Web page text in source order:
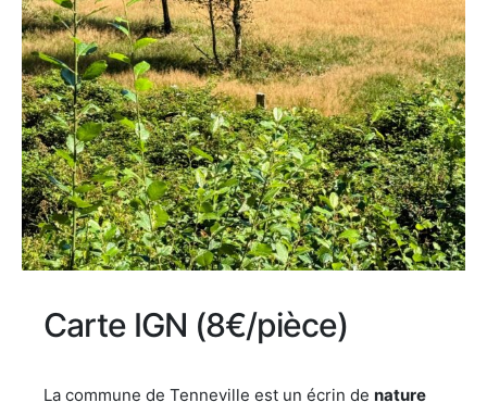
Carte IGN (8€/pièce)
La commune de Tenneville est un écrin de nature